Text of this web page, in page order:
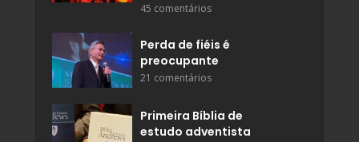
45 comentários
Perda de fiéis é
preocupante
21 comentários
Primeira Bíblia de
estudo adventista